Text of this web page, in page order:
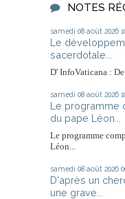
NOTES
samedi 08 août 2026
Le
sacerdotale...
D' InfoVaticana : De
samedi 08 août 2026
Le programme
du pape Léon...
Le programme
Léon...
samedi 08 août 2026
D'après un
une grave...